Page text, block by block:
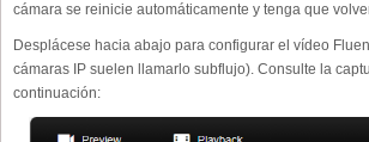
cámara se reinicie automáticamente y tenga que
Desplácese hacia abajo para configurar el vídeo
cámaras IP suelen llamarlo subflujo). Consulte la
continuación: